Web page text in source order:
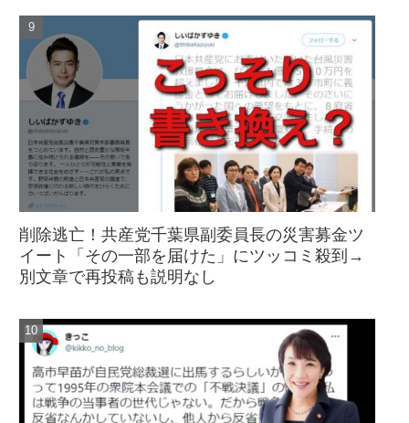
削除逃亡！共産党千葉県副委員長の災害募金ツ
イート「その一部を届けた」にツッコミ殺到→
別文章で再投稿も説明なし